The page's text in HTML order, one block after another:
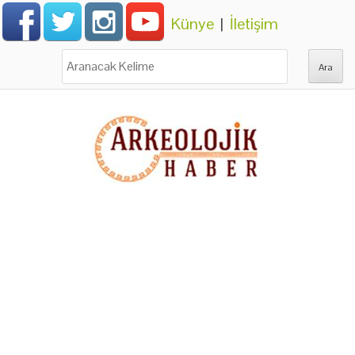
Künye | İletişim